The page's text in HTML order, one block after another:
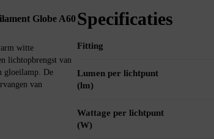
Globe A60
witte
lichtopbrengst van
gloeilamp. De
van
Specificaties
Fitting
Lumen per lichtpunt
(lm)
Wattage per lichtpunt
(W)